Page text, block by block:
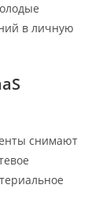
в личную
снимают